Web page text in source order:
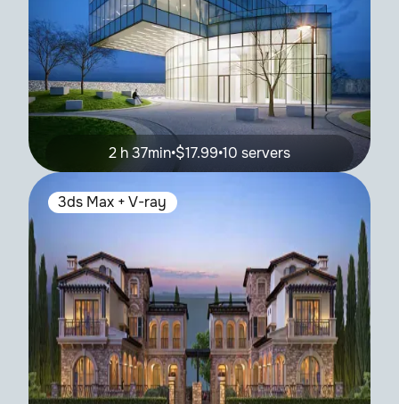
2 h 37min•$17.99•10 servers
3ds Max + V-ray